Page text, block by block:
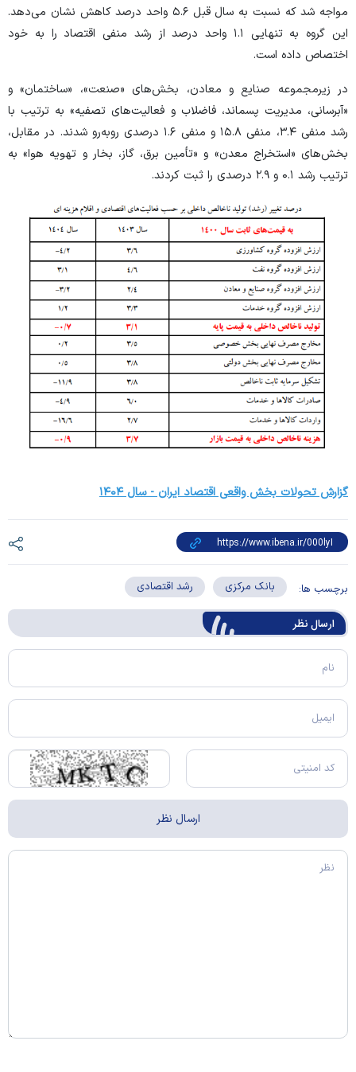
مواجه شد که نسبت به سال قبل ۵.۶ واحد درصد کاهش نشان می‌دهد.
این گروه به تنهایی ۱.۱ واحد درصد از رشد منفی اقتصاد را به خود
اختصاص داده است.
در زیرمجموعه صنایع و معادن، بخش‌های «صنعت»، «ساختمان» و
«آبرسانی، مدیریت پسماند، فاضلاب و فعالیت‌های تصفیه» به ترتیب با
رشد منفی ۳.۴، منفی ۱۵.۸ و منفی ۱.۶ درصدی روبه‌رو شدند. در مقابل،
بخش‌های «استخراج معدن» و «تأمین برق، گاز، بخار و تهویه هوا» به
ترتیب رشد ۰.۱ و ۲.۹ درصدی را ثبت کردند.
گزارش تحولات بخش واقعی اقتصاد ایران - سال ۱۴۰۴
برچسب ها: بانک مرکزی رشد اقتصادی
ارسال‌ نظر